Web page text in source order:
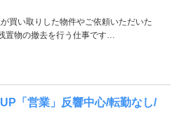
買い取りした物件やご依頼いただいた
置物の撤去を行う仕事です…
「営業」反響中心/転勤なし/